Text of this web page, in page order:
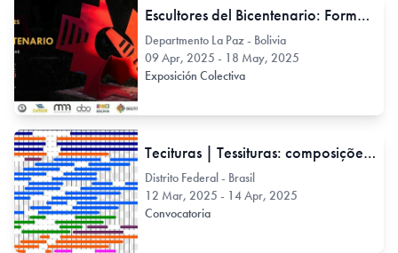
Escultores del Bicentenario: Formas eternas
Departmento La Paz - Bolivia
09 Apr, 2025 - 18 May, 2025
Exposición Colectiva
Tecituras | Tessituras: composições, contexturas e atravessamentos na História da Arte. 45º Colóquio do Comitê Brasileiro de História da Arte
Distrito Federal - Brasil
12 Mar, 2025 - 14 Apr, 2025
Convocatoria